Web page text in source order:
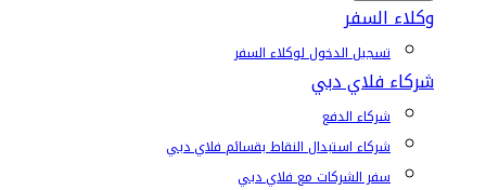
وكلاء السفر
تسجيل الدخول لوكلاء السفر
شركاء فلاي دبي
شركاء الدفع
شركاء استبدال النقاط بقسائم فلاي دبي
سفر الشركات مع فلاي دبي